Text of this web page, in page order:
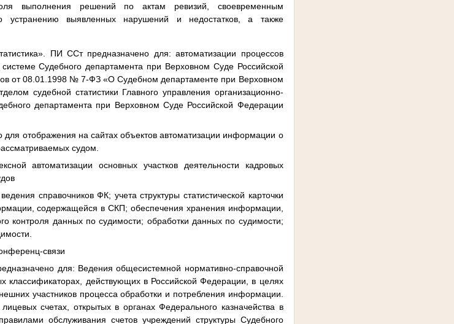
выполнения решений по актам ревизий, своевременным
устранению выявленных нарушений и недостатков, а также
ПИ ССт предназначено для: автоматизации процессов
системе Судебного департамента при Верховном Суде Российской
от 08.01.1998 № 7-ФЗ «О Судебном департаменте при Верховном
судебной статистики Главного управления организационно-
департамента при Верховном Суде Российской Федерации
отображения на сайтах объектов автоматизации информации о
судом.
автоматизации основных участков деятельности кадровых
справочников ФК; учета структуры статистической карточки
содержащейся в СКП; обеспечения хранения информации,
контроля данных по судимости; обработки данных по судимости;
связи
для: Ведения общесистемной нормативно-справочной
классификаторах, действующих в Российской Федерации, в целях
участников процесса обработки и потребления информации.
счетах, открытых в органах Федерального казначейства в
обслуживания счетов учреждений структуры Судебного